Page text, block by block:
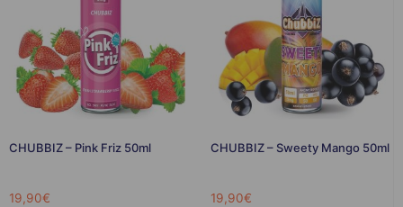
CHUBBIZ – Pink Friz 50ml
19,90€
CHUBBIZ – Sweety Mango 50ml
19,90€